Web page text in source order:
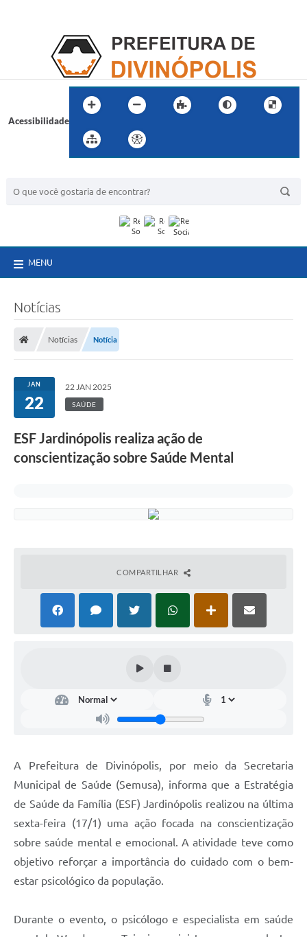
Acessibilidade
MENU
Notícias
Notícias Notícia
JAN
22
22 JAN 2025
SAÚDE
ESF Jardinópolis realiza ação de
conscientização sobre Saúde Mental
COMPARTILHAR
A Prefeitura de Divinópolis, por meio da Secretaria
Municipal de Saúde (Semusa), informa que a Estratégia
de Saúde da Família (ESF) Jardinópolis realizou na última
sexta-feira (17/1) uma ação focada na conscientização
sobre saúde mental e emocional. A atividade teve como
objetivo reforçar a importância do cuidado com o bem-
estar psicológico da população.
Durante o evento, o psicólogo e especialista em saúde